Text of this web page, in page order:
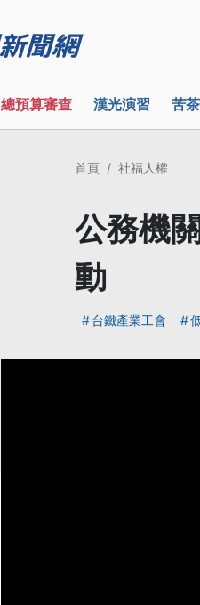
總預算審查 漢光演習 苦
首頁 社福人權
公務機
動
台鐵產業工會